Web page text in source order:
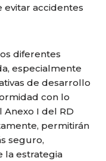
evitar accidentes
diferentes
especialmente
de desarrollo
con lo
Anexo I del RD
permitirán
seguro,
la estrategia